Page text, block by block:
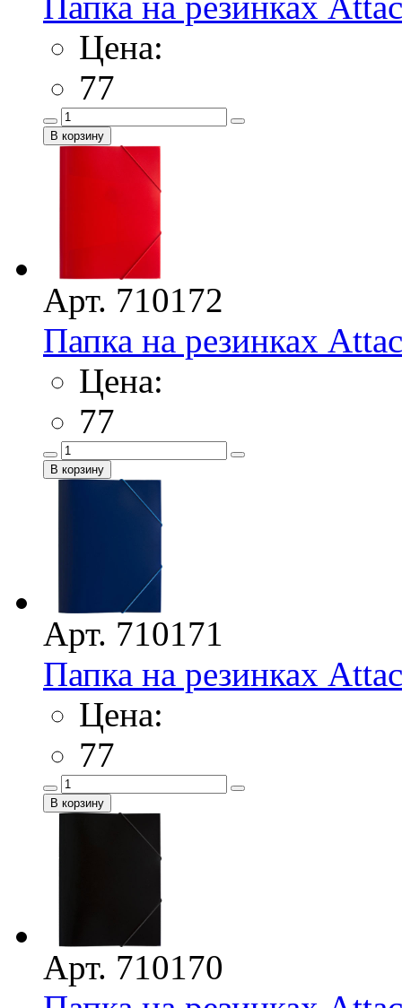
Цена:
77
Арт. 710172
Папка на резинках
Цена:
77
Арт. 710171
Папка на резинках
Цена:
77
Арт. 710170